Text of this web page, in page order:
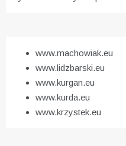
www.machowiak.eu
www.lidzbarski.eu
www.kurgan.eu
www.kurda.eu
www.krzystek.eu